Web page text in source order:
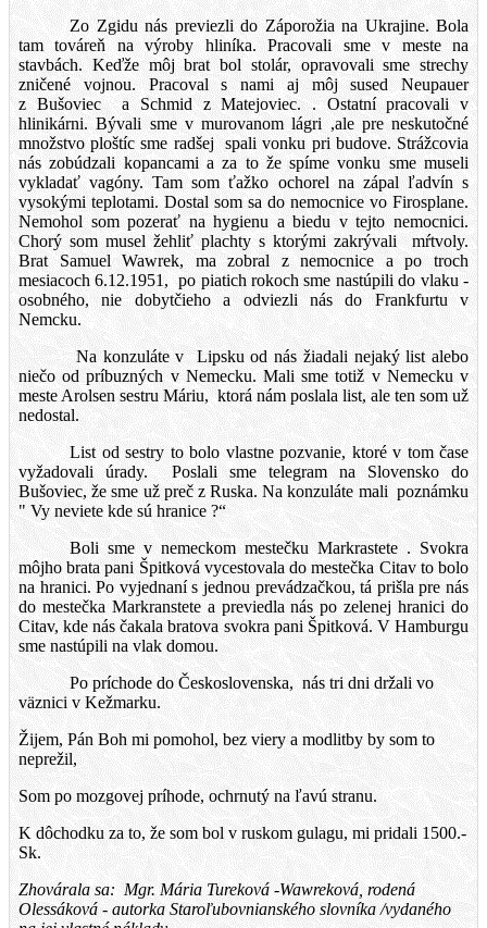
Zo Zgidu nás previezli do Záporožia na Ukrajine. Bola
tam továreň na výroby hliníka. Pracovali sme v meste na
stavbách. Keďže môj brat bol stolár, opravovali sme strechy
zničené vojnou. Pracoval s nami aj môj sused Neupauer
z Bušoviec
a Schmid z Matejoviec. . Ostatní pracovali v
hlinikárni. Bývali sme v murovanom lágri ,ale pre neskutočné
množstvo ploštíc sme radšej
spali vonku pri budove. Strážcovia
nás zobúdzali kopancami a za to že spíme vonku sme museli
vykladať vagóny. Tam som ťažko ochorel na zápal ľadvín s
vysokými teplotami. Dostal som sa do nemocnice vo Firosplane.
Nemohol som pozerať na hygienu a biedu v tejto nemocnici.
Chorý som musel žehliť plachty s ktorými zakrývali
mŕtvoly.
Brat Samuel Wawrek, ma zobral z nemocnice a po troch
mesiacoch 6.12.1951,
po piatich rokoch sme nastúpili do vlaku -
osobného, nie dobytčieho a odviezli nás do Frankfurtu v
Nemcku.
Na konzuláte v
Lipsku od nás žiadali nejaký list alebo
niečo od príbuzných v Nemecku. Mali sme totiž v Nemecku v
meste Arolsen sestru Máriu, ktorá nám poslala list, ale ten som už
nedostal.
List od sestry to bolo vlastne pozvanie, ktoré v tom čase
vyžadovali úrady.
Poslali sme telegram na Slovensko do
Bušoviec, že sme už preč z Ruska. Na konzuláte mali poznámku
" Vy neviete kde sú hranice ?“
Boli sme v nemeckom mestečku Markrastete . Svokra
môjho brata pani Špitková vycestovala do mestečka Citav to bolo
na hranici. Po vyjednaní s jednou prevádzačkou, tá prišla pre nás
do mestečka Markranstete a previedla nás po zelenej hranici do
Citav, kde nás čakala bratova svokra pani Špitková. V Hamburgu
sme nastúpili na vlak domou.
Po príchode do Československa, nás tri dni držali vo
väznici v Kežmarku.
Žijem, Pán Boh mi pomohol, bez viery a modlitby by som to
neprežil,
Som po mozgovej príhode, ochrnutý na ľavú stranu.
K dôchodku za to, že som bol v ruskom gulagu, mi pridali 1500.-
Sk.
Zhovárala sa: Mgr. Mária Tureková -Wawreková, rodená
Olessáková - autorka Staroľubovnianského slovníka /vydaného